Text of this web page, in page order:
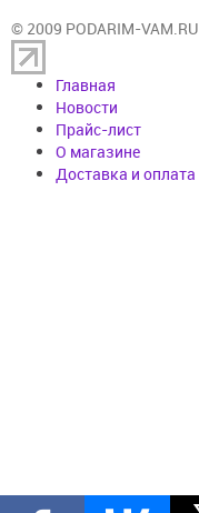
© 2009 PODARIM-VAM.RU
Главная
Новости
Прайс-лист
О магазине
Доставка и оплата